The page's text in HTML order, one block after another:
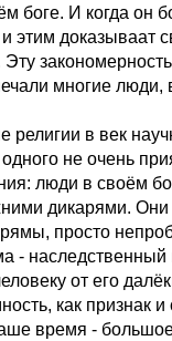
боге. И когда он
этим доказываат
Эту
многие люди,
религии в век
не очень
люди в своём
дикарями. Они
просто
- наследственный
от его
как признак и
время -